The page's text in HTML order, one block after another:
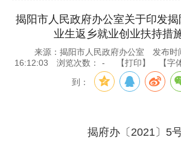
揭阳市人民政府办公室关于印发
业生返乡就业创业扶持措
来源：揭阳市人民政府办公室
发布时
16:12:03
浏览次数： - 【打印】 【字
到：
揭府办〔2021〕5